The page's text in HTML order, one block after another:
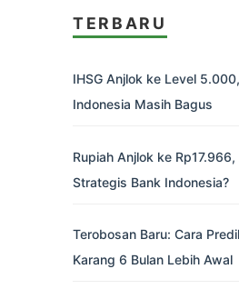
TERBARU
IHSG Anjlok ke Level
Indonesia Masih Bagus
Rupiah Anjlok ke
Strategis Bank Indonesia?
Terobosan Baru: Cara
Karang 6 Bulan Lebih Awal